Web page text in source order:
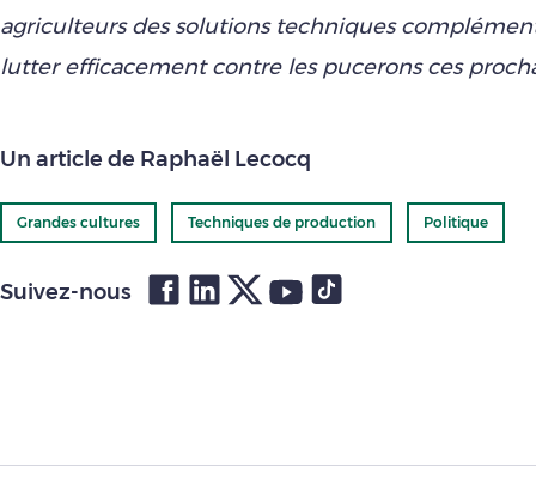
agriculteurs des solutions techniques
lutter efficacement contre les pucerons ces
Un article de Raphaël Lecocq
Grandes cultures Techniques de production Politique
Suivez-nous